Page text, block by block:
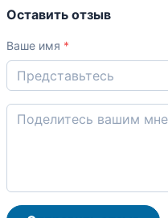
Оставить отзыв
Ваше имя *